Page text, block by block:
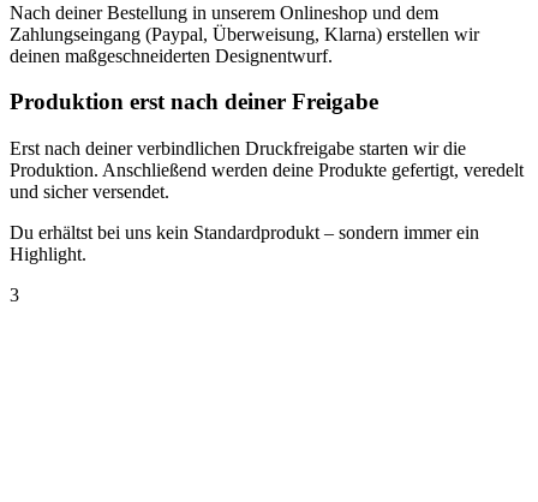
Nach deiner Bestellung in unserem Onlineshop und dem
Zahlungseingang (Paypal, Überweisung, Klarna) erstellen wir
deinen maßgeschneiderten Designentwurf.
Produktion erst nach deiner Freigabe
Erst nach deiner verbindlichen Druckfreigabe starten wir die
Produktion. Anschließend werden deine Produkte gefertigt, veredelt
und sicher versendet.
Du erhältst bei uns kein Standardprodukt – sondern immer ein
Highlight.
3